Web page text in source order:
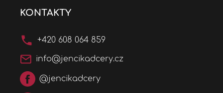
KONTAKTY
+420 608 064 859
info@jencikadcery.cz
@jencikadcery